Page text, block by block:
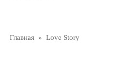
Главная » Love Story